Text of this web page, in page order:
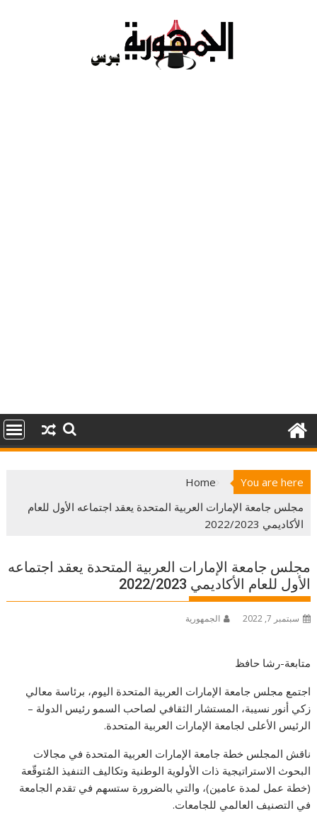
You are here
Home
مجلس جامعة الإمارات العربية المتحدة يعقد اجتماعه الأول للعام
الأكاديمي 2022/2023
مجلس جامعة الإمارات العربية المتحدة يعقد اجتماعه
الأول للعام الأكاديمي 2022/2023
سبتمبر 7, 2022 الجمهورية
متابعة-رشا حافظ
اجتمع مجلس جامعة الإمارات العربية المتحدة اليوم، برئاسة معالي
زكي أنور نسيبة، المستشار الثقافي لصاحب السمو رئيس الدولة –
الرئيس الأعلى لجامعة الإمارات العربية المتحدة.
ناقش المجلس خطة جامعة الإمارات العربية المتحدة في مجالات
البحوث الاستراتيجية ذات الأولوية الوطنية وتكاليف التنفيذ المُتوقّعة
(خطة عمل لمدة عامين)، والتي بالضرورة ستسهم في تقدم الجامعة
في التصنيف العالمي للجامعات.